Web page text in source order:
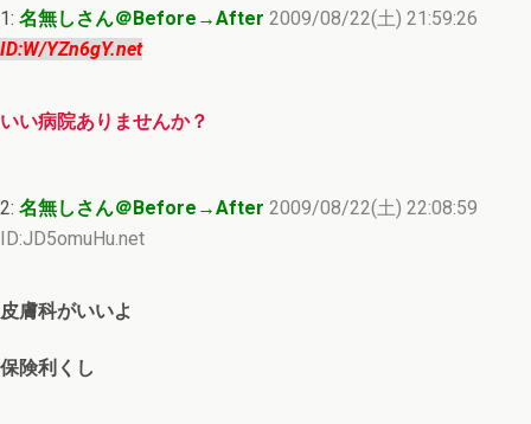
1: 名無しさん＠Before→After 2009/08/22(土) 21:59:26
ID:W/YZn6gY.net
いい病院ありませんか？
2: 名無しさん＠Before→After 2009/08/22(土) 22:08:59
ID:JD5omuHu.net
皮膚科がいいよ
保険利くし